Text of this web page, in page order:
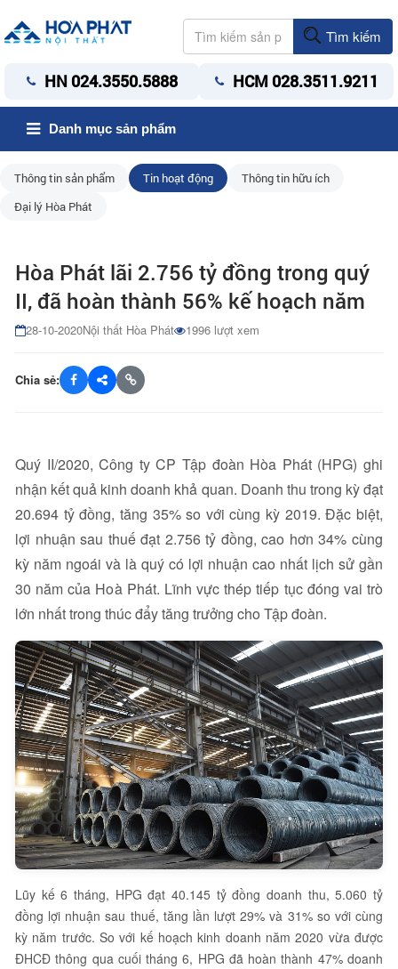
Tìm kiếm
HN 024.3550.5888 HCM 028.3511.9211
Danh mục sản phẩm
Thông tin sản phẩm Tin hoạt động
Thông tin hữu ích
Đại lý Hòa Phát
Hòa Phát lãi 2.756 tỷ đồng trong quý
II, đã hoàn thành 56% kế hoạch năm
28-10-2020Nội thất Hòa Phát 1996 lượt xem
Chia sẻ:
Quý II/2020, Công ty CP Tập đoàn Hòa Phát (HPG) ghi
nhận kết quả kinh doanh khả quan. Doanh thu trong kỳ đạt
20.694 tỷ đồng, tăng 35% so với cùng kỳ 2019. Đặc biệt,
lợi nhuận sau thuế đạt 2.756 tỷ đồng, cao hơn 34% cùng
kỳ năm ngoái và là quý có lợi nhuận cao nhất lịch sử gần
30 năm của Hoà Phát. Lĩnh vực thép tiếp tục đóng vai trò
lớn nhất trong thúc đẩy tăng trưởng cho Tập đoàn.
Lũy kế 6 tháng, HPG đạt 40.145 tỷ đồng doanh thu, 5.060 tỷ
đồng lợi nhuận sau thuế, tăng lần lượt 29% và 31% so với cùng
kỳ năm trước. So với kế hoạch kinh doanh năm 2020 vừa được
ĐHCĐ thông qua cuối tháng 6, HPG đã hoàn thành 47% doanh